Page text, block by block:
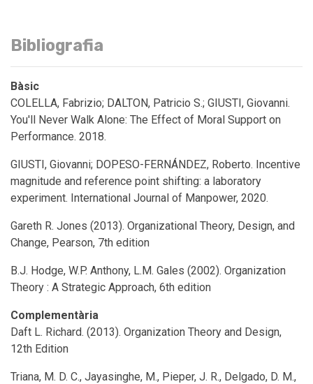
Bibliografia
Bàsic
COLELLA, Fabrizio; DALTON, Patricio S.; GIUSTI, Giovanni.
You'll Never Walk Alone: The Effect of Moral Support on
Performance. 2018.
GIUSTI, Giovanni; DOPESO-FERNÁNDEZ, Roberto. Incentive
magnitude and reference point shifting: a laboratory
experiment. International Journal of Manpower, 2020.
Gareth R. Jones (2013). Organizational Theory, Design, and
Change, Pearson, 7th edition
B.J. Hodge, W.P. Anthony, L.M. Gales (2002). Organization
Theory : A Strategic Approach, 6th edition
Complementària
Daft L. Richard. (2013). Organization Theory and Design,
12th Edition
Triana, M. D. C., Jayasinghe, M., Pieper, J. R., Delgado, D. M.,